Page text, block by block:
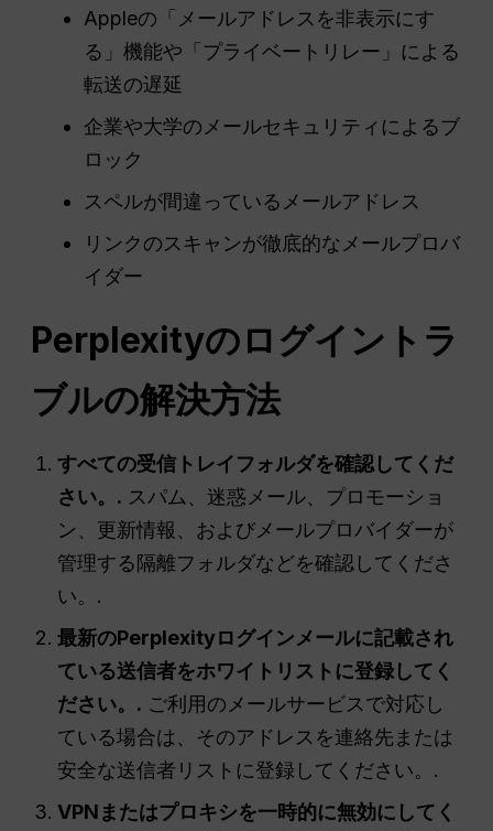
Appleの「メールアドレスを非表示にす
る」機能や「プライベートリレー」による
転送の遅延
企業や大学のメールセキュリティによるブ
ロック
スペルが間違っているメールアドレス
リンクのスキャンが徹底的なメールプロバ
イダー
Perplexityのログイントラ
ブルの解決方法
すべての受信トレイフォルダを確認してくだ
さい。. スパム、迷惑メール、プロモーショ
ン、更新情報、およびメールプロバイダーが
管理する隔離フォルダなどを確認してくださ
い。.
最新のPerplexityログインメールに記載され
ている送信者をホワイトリストに登録してく
ださい。. ご利用のメールサービスで対応し
ている場合は、そのアドレスを連絡先または
安全な送信者リストに登録してください。.
VPNまたはプロキシを一時的に無効にしてく